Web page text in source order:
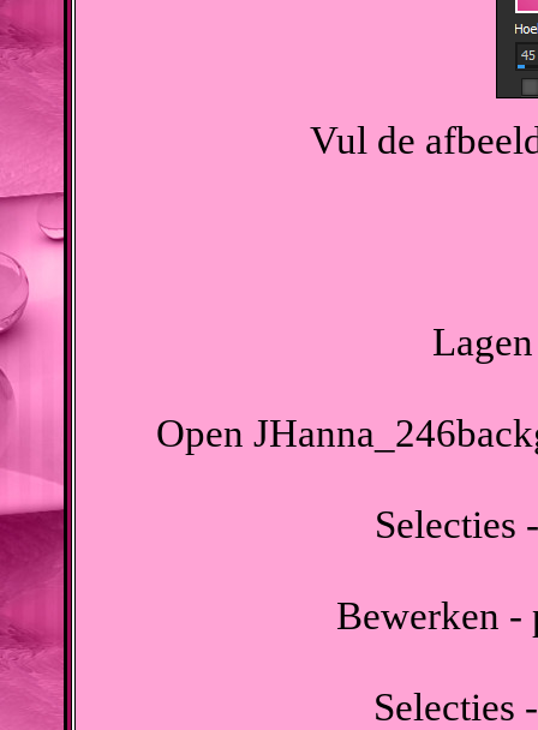
Vul de
Open
Selecties
Bewerken -
Selecties